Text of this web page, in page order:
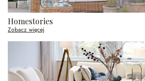
Homestories
Zobacz więcej